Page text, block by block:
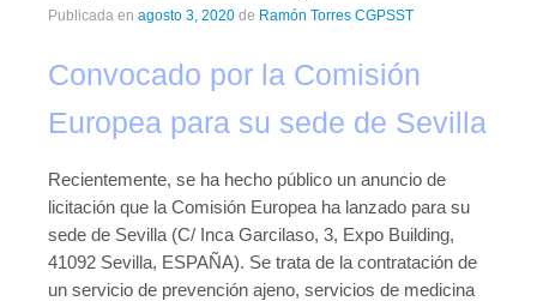
Publicada en agosto 3, 2020 de Ramón Torres CGPSST
Convocado por la Comisión
Europea para su sede de Sevilla
Recientemente, se ha hecho público un anuncio de
licitación que la Comisión Europea ha lanzado para su
sede de Sevilla (C/ Inca Garcilaso, 3, Expo Building,
41092 Sevilla, ESPAÑA). Se trata de la contratación de
un servicio de prevención ajeno, servicios de medicina